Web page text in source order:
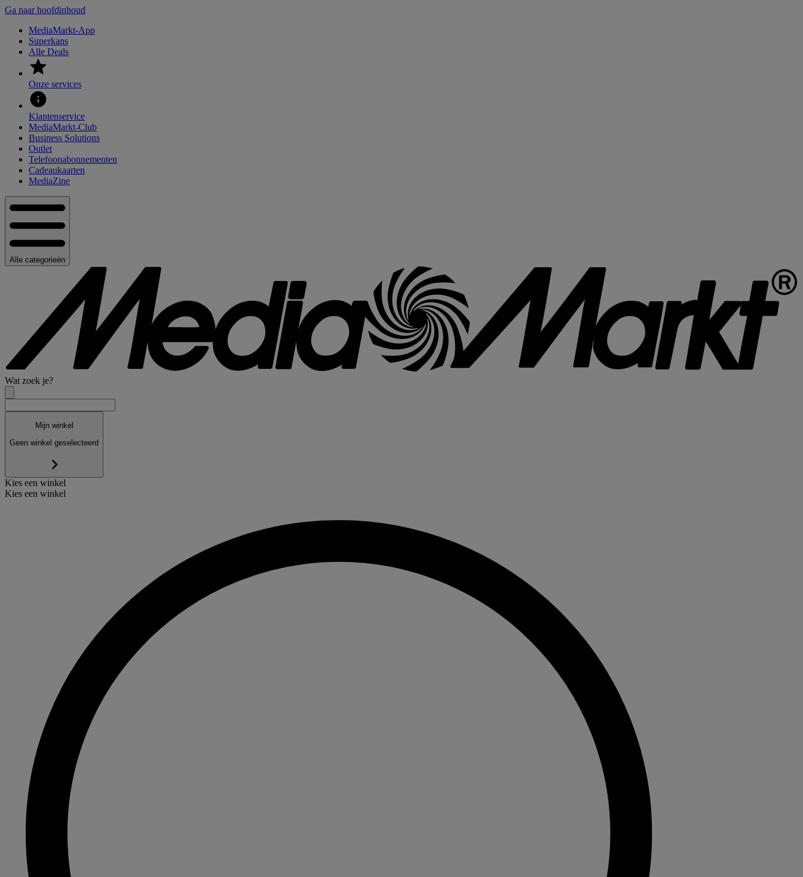
Ga naar hoofdinhoud
MediaMarkt-App
Superkans
Alle Deals
Onze services
Klantenservice
MediaMarkt-Club
Business Solutions
Outlet
Telefoonabonnementen
Cadeaukaarten
MediaZine
Alle categorieën
Wat zoek je?
Mijn winkel
Geen winkel geselecteerd
Kies een winkel
Kies een winkel